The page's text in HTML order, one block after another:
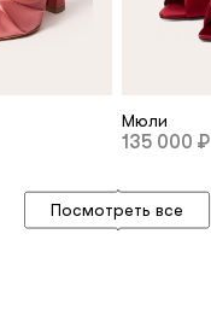
Посмотреть все
Мюли
135 000 ₽